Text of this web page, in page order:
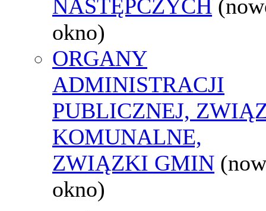
NASTĘPCZYCH
okno)
ORGANY
ADMINISTRACJI
PUBLICZNEJ,
KOMUNALNE,
ZWIĄZKI GMIN
okno)